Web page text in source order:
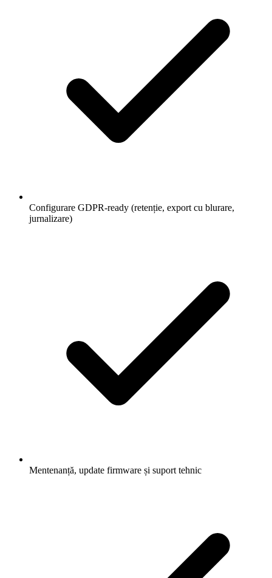
Configurare GDPR-ready (retenție, export cu blurare,
jurnalizare)
Mentenanță, update firmware și suport tehnic